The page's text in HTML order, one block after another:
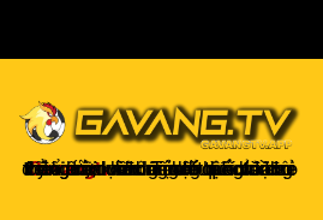
Gavangtv không chỉ là nơi xem bóng mà còn là một cộng đồng để người hâm mộ kết nối và trao đổi cảm xúc. Trong quá trình theo dõi, khán giả có thể chia sẻ ý kiến, dự đoán kết quả hoặc thảo luận về chiến thuật của đội bóng.